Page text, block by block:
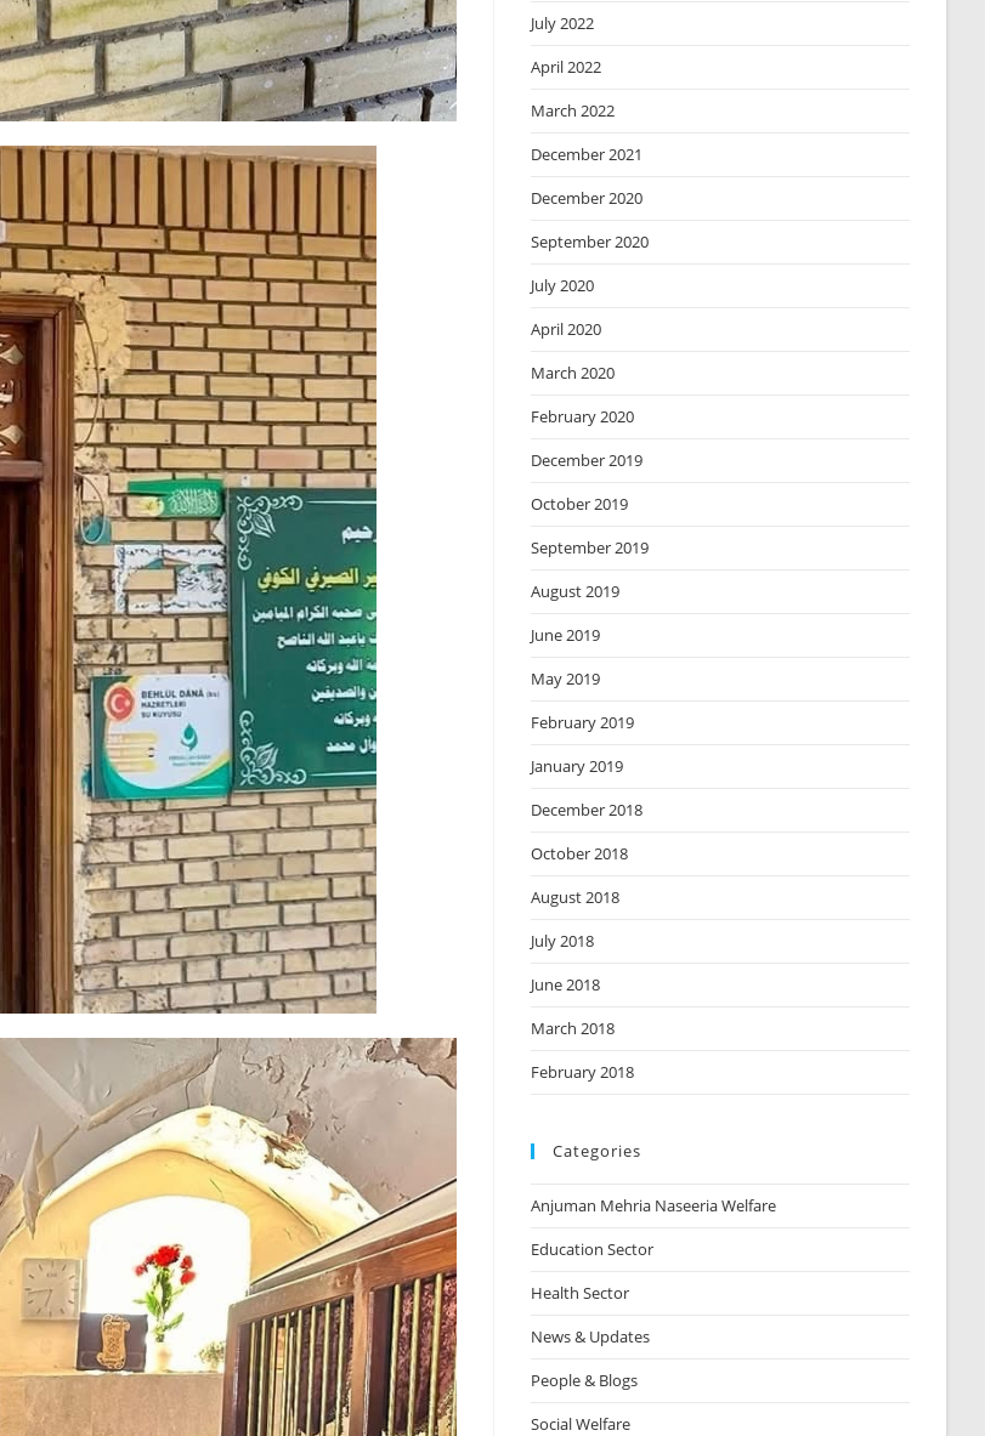
July 2022
April 2022
March 2022
December 2021
December 2020
September 2020
July 2020
April 2020
March 2020
February 2020
December 2019
October 2019
September 2019
August 2019
June 2019
May 2019
February 2019
January 2019
December 2018
October 2018
August 2018
July 2018
June 2018
March 2018
February 2018
Categories
Anjuman Mehria Naseeria Welfare
Education Sector
Health Sector
News & Updates
People & Blogs
Social Welfare